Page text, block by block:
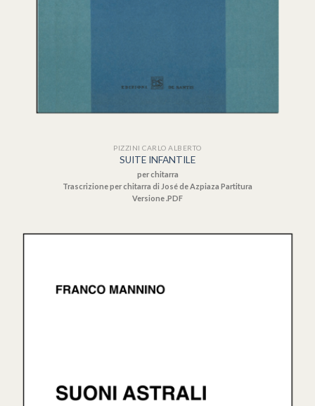
PIZZINI CARLO ALBERTO
SUITE INFANTILE
per chitarra
Trascrizione per chitarra di José de Azpiaza Partitura
Versione .PDF